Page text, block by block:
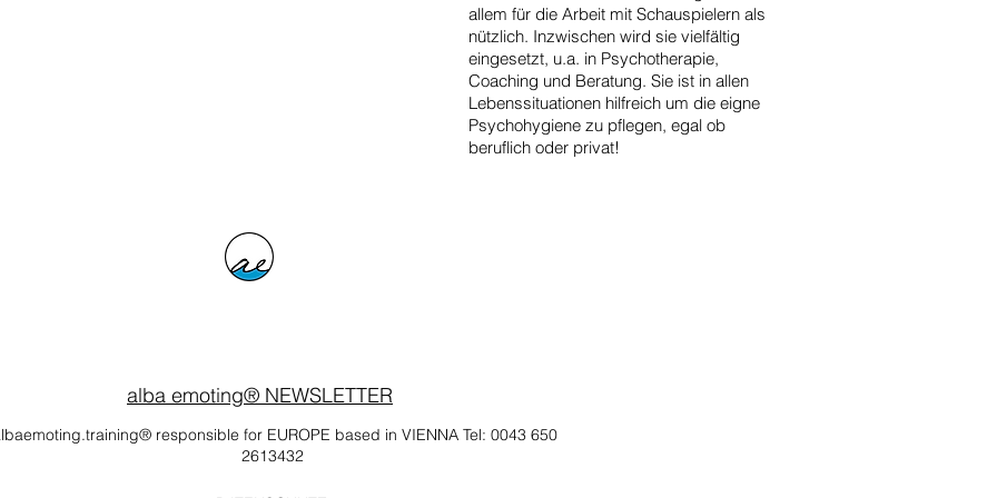
allem für die Arbeit mit Schauspielern als
nützlich. Inzwischen wird sie vielfältig
eingesetzt, u.a. in Psychotherapie,
Coaching und Beratung. Sie ist in allen
Lebenssituationen hilfreich um die eigne
Psychohygiene zu pflegen, egal ob
beruflich oder privat!
alba emoting® NEWSLETTER
responsible for EUROPE based in VIENNA Tel: 0043 650
2613432